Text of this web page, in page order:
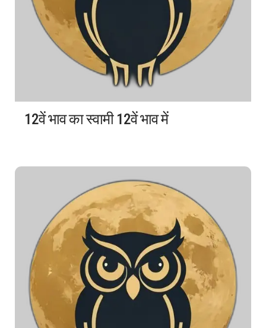
12वें भाव का स्वामी 12वें भाव में